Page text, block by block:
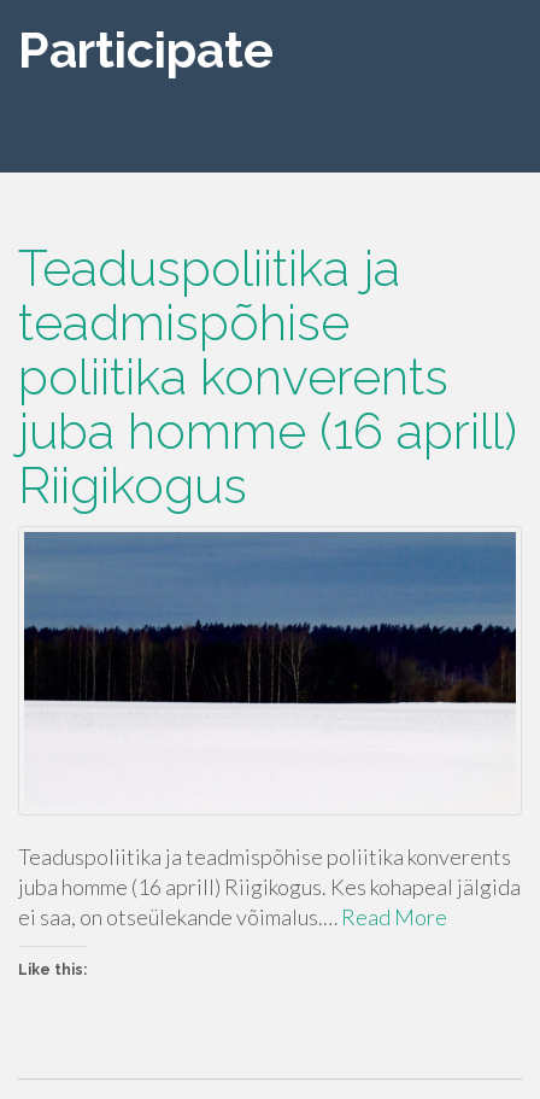
Participate
Teaduspoliitika ja
teadmispõhise
poliitika konverents
juba homme (16 aprill)
Riigikogus
Teaduspoliitika ja teadmispõhise poliitika konverents
juba homme (16 aprill) Riigikogus. Kes kohapeal jälgida
ei saa, on otseülekande võimalus.… Read More
Like this: